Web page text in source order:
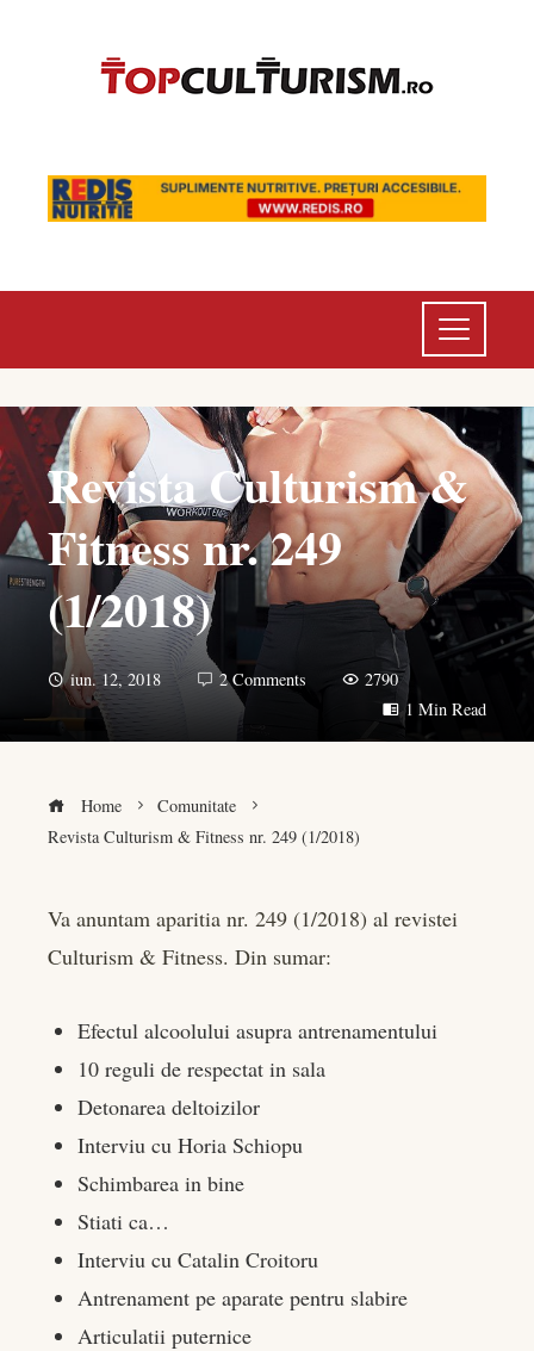
Revista Culturism &
Fitness nr. 249
(1/2018)
iun. 12, 2018 2 Comments
2790
1 Min Read
Home
Comunitate
Revista Culturism & Fitness nr. 249 (1/2018)
Va anuntam aparitia nr. 249 (1/2018) al revistei
Culturism & Fitness. Din sumar:
Efectul alcoolului asupra antrenamentului
10 reguli de respectat in sala
Detonarea deltoizilor
Interviu cu Horia Schiopu
Schimbarea in bine
Stiati ca…
Interviu cu Catalin Croitoru
Antrenament pe aparate pentru slabire
Articulatii puternice